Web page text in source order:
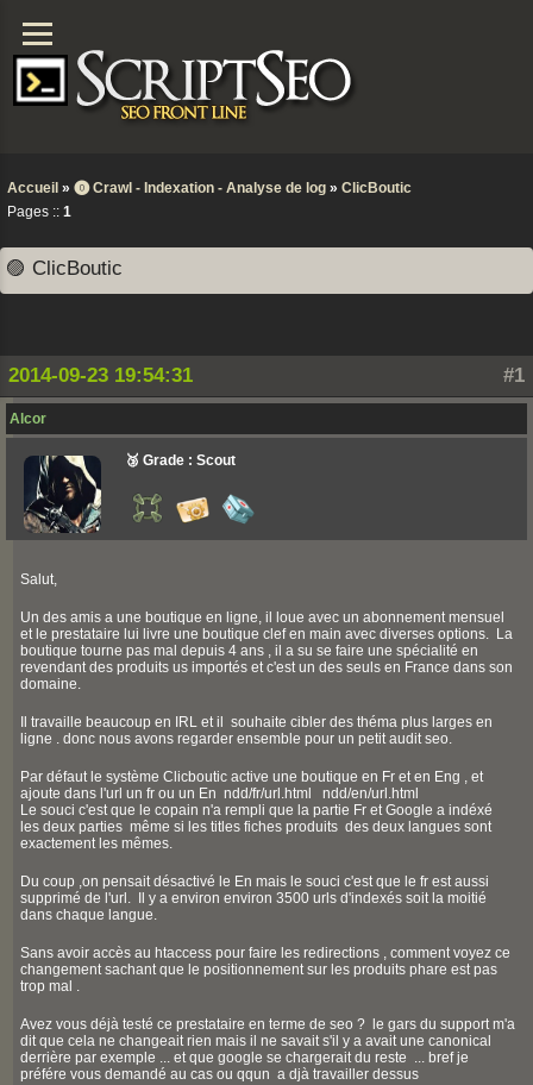
Accueil » ⓿ Crawl - Indexation - Analyse de log » ClicBoutic
Pages :: 1
🟣 ClicBoutic
#1
2014-09-23 19:54:31
Alcor
🥉 Grade : Scout
Salut,
Un des amis a une boutique en ligne, il loue avec un abonnement mensuel
et le prestataire lui livre une boutique clef en main avec diverses options. La
boutique tourne pas mal depuis 4 ans , il a su se faire une spécialité en
revendant des produits us importés et c'est un des seuls en France dans son
domaine.
Il travaille beaucoup en IRL et il souhaite cibler des théma plus larges en
ligne . donc nous avons regarder ensemble pour un petit audit seo.
Par défaut le système Clicboutic active une boutique en Fr et en Eng , et
ajoute dans l'url un fr ou un En ndd/fr/url.html ndd/en/url.html
Le souci c'est que le copain n'a rempli que la partie Fr et Google a indéxé
les deux parties même si les titles fiches produits des deux langues sont
exactement les mêmes.
Du coup ,on pensait désactivé le En mais le souci c'est que le fr est aussi
supprimé de l'url. Il y a environ environ 3500 urls d'indexés soit la moitié
dans chaque langue.
Sans avoir accès au htaccess pour faire les redirections , comment voyez ce
changement sachant que le positionnement sur les produits phare est pas
trop mal .
Avez vous déjà testé ce prestataire en terme de seo ? le gars du support m'a
dit que cela ne changeait rien mais il ne savait s'il y a avait une canonical
derrière par exemple ... et que google se chargerait du reste ... bref je
préfére vous demandé au cas ou qqun a djà travailler dessus